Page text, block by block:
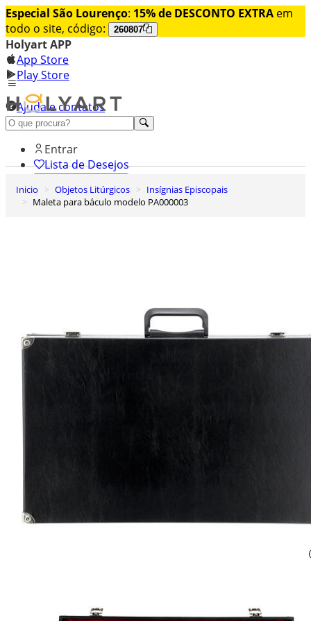
Especial São Lourenço: 15% de DESCONTO EXTRA em
todo o site, código:
260807
Holyart APP
App Store
Play Store
Ajuda e contatos
Conheça premium
Entrar
Lista de Desejos
0
Carrinho de Compras
Inicio Objetos Litúrgicos
Insígnias Episcopais
Maleta para báculo modelo PA000003